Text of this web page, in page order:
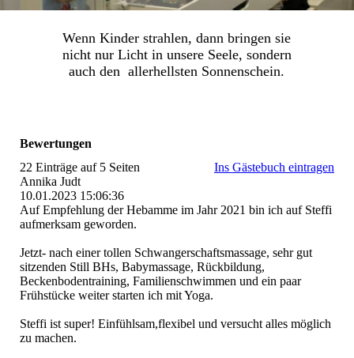
Wenn Kinder strahlen, dann bringen sie
nicht nur Licht in unsere Seele, sondern
auch den allerhellsten Sonnenschein.
Bewertungen
22 Einträge auf 5 Seiten
Ins Gästebuch eintragen
Annika Judt
10.01.2023 15:06:36
Auf Empfehlung der Hebamme im Jahr 2021 bin ich auf Steffi
aufmerksam geworden.
Jetzt- nach einer tollen Schwangerschaftsmassage­, sehr gut
sitzenden Still BHs, Babymassage, Rückbildung,
Beckenbodentraining, Familienschwimmen und ein paar
Frühstücke weiter starten ich mit Yoga.
Steffi ist super! Einfühlsam,flexibel und versucht alles möglich
zu machen.